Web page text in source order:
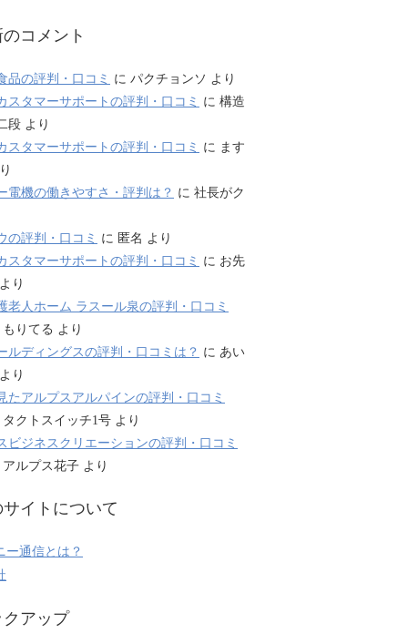
コメント
品の評判・口コミ に パクチョンソ より
スタマーサポートの評判・口コミ に 構造
段 より
スタマーサポートの評判・口コミ に ます
電機の働きやすさ・評判は？ に 社長がク
の評判・口コミ に 匿名 より
スタマーサポートの評判・口コミ に お先
り
老人ホーム ラスール泉の評判・口コミ
もりてる より
ルディングスの評判・口コミは？ に あい
り
たアルプスアルパインの評判・口コミ
タクトスイッチ1号 より
ビジネスクリエーションの評判・口コミ
アルプス花子 より
イトについて
ー通信とは？
クアップ